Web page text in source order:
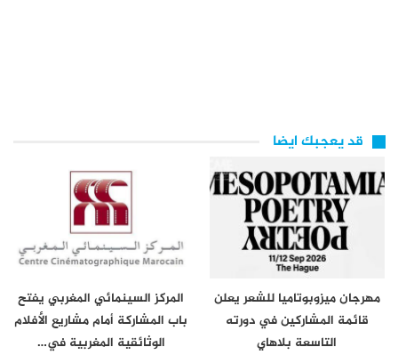
قد يعجبك ايضا
مهرجان ميزوبوتاميا للشعر يعلن
قائمة المشاركين في دورته
التاسعة بلاهاي
المركز السينمائي المغربي يفتح
باب المشاركة أمام مشاريع الأفلام
الوثائقية المغربية في…